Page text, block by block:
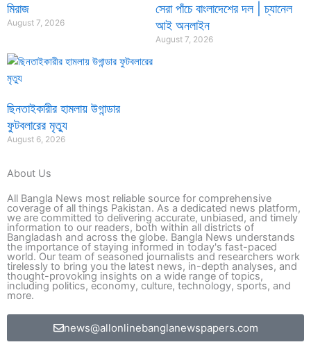
মিরাজ
August 7, 2026
সেরা পাঁচে বাংলাদেশের দল | চ্যানেল
আই অনলাইন
August 7, 2026
ছিনতাইকারীর হামলায় উগান্ডার
ফুটবলারের মৃত্যু
August 6, 2026
About Us
All Bangla News most reliable source for comprehensive
coverage of all things Pakistan. As a dedicated news platform,
we are committed to delivering accurate, unbiased, and timely
information to our readers, both within all districts of
Bangladash and across the globe. Bangla News understands
the importance of staying informed in today's fast-paced
world. Our team of seasoned journalists and researchers work
tirelessly to bring you the latest news, in-depth analyses, and
thought-provoking insights on a wide range of topics,
including politics, economy, culture, technology, sports, and
more.
news@allonlinebanglanewspapers.com